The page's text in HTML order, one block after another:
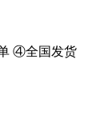
④全国发货